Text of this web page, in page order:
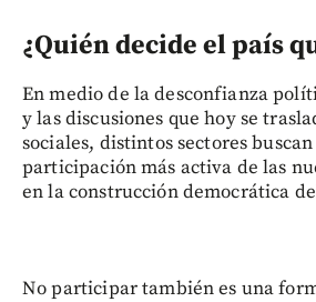
¿Quién decide el país
En medio de la desconfianza
y las discusiones que hoy se
sociales, distintos sectores
participación más activa de las
en la construcción democrática
No participar también es una